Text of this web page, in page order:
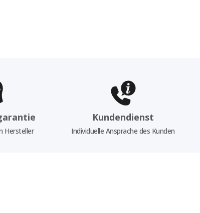
Hersteller
Kundendienst
Individuelle Ansprache des Kunden